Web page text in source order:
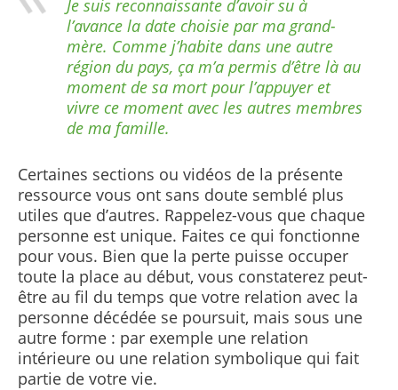
Je suis reconnaissante d’avoir su à
l’avance la date choisie par ma grand-
mère. Comme j’habite dans une autre
région du pays, ça m’a permis d’être là au
moment de sa mort pour l’appuyer et
vivre ce moment avec les autres membres
de ma famille.
Certaines sections ou vidéos de la présente
ressource vous ont sans doute semblé plus
utiles que d’autres. Rappelez-vous que chaque
personne est unique. Faites ce qui fonctionne
pour vous. Bien que la perte puisse occuper
toute la place au début, vous constaterez peut-
être au fil du temps que votre relation avec la
personne décédée se poursuit, mais sous une
autre forme : par exemple une relation
intérieure ou une relation symbolique qui fait
partie de votre vie.